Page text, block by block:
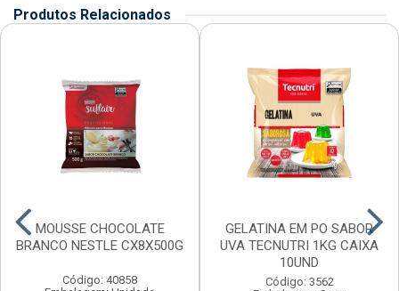
Produtos Relacionados
MOUSSE CHOCOLATE
BRANCO NESTLE CX8X500G
Código: 40858
GELATINA EM PO SABOR
UVA TECNUTRI 1KG CAIXA
10UND
Código: 3562